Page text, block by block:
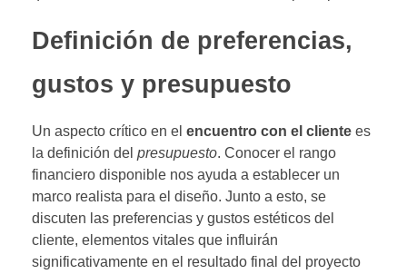
Definición de preferencias,
gustos y presupuesto
Un aspecto crítico en el encuentro con el cliente es
la definición del presupuesto. Conocer el rango
financiero disponible nos ayuda a establecer un
marco realista para el diseño. Junto a esto, se
discuten las preferencias y gustos estéticos del
cliente, elementos vitales que influirán
significativamente en el resultado final del proyecto